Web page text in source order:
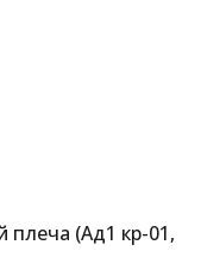
плеча (Aд1 кр-01,